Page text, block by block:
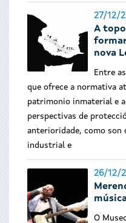
27/12/
A
nova
Entre
que ofrece a normativa
patrimonio inmaterial e
perspectivas de
anterioridade, como son
industrial e
26/12/
O